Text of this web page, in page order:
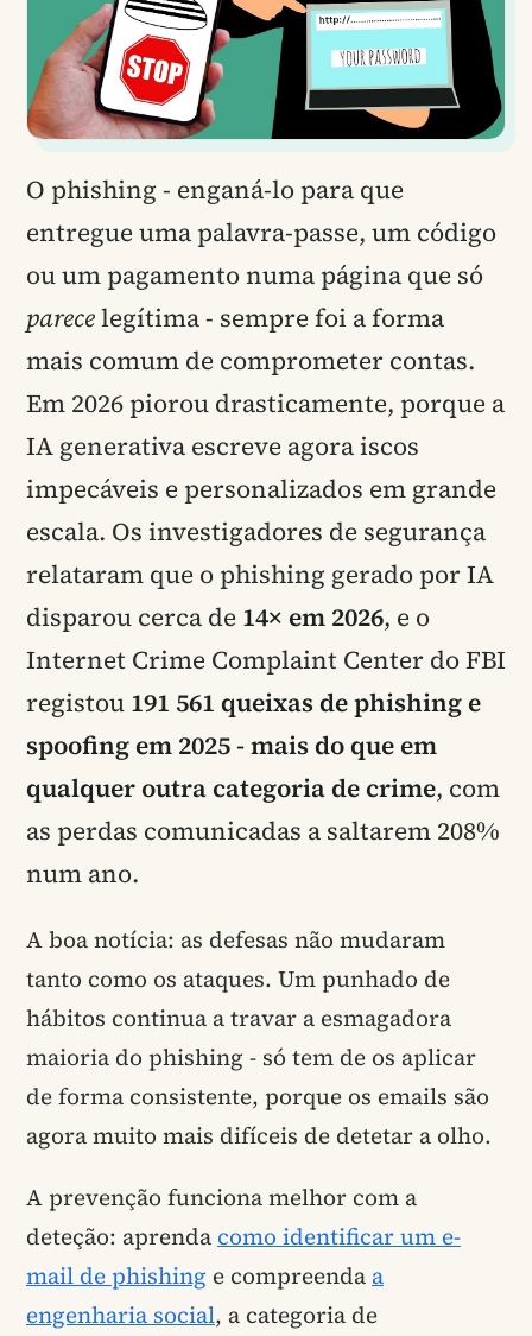
O phishing - enganá-lo para que
entregue uma palavra-passe, um código
ou um pagamento numa página que só
parecelegítima - sempre foi a forma
mais comum de comprometer contas.
Em 2026 piorou drasticamente, porque a
IA generativa escreve agora iscos
impecáveis e personalizados em grande
escala. Os investigadores de segurança
relataram que o phishing gerado por IA
disparou cerca de 14× em 2026, e o
Internet Crime Complaint Center do FBI
registou 191 561 queixas de phishing e
spoofing em 2025 - mais do que em
qualquer outra categoria de crime, com
as perdas comunicadas a saltarem 208%
num ano.
A boa notícia: as defesas não mudaram
tanto como os ataques. Um punhado de
hábitos continua a travar a esmagadora
maioria do phishing - só tem de os aplicar
de forma consistente, porque os emails são
agora muito mais difíceis de detetar a olho.
A prevenção funciona melhor com a
deteção: aprenda como identificar um e-
mail de phishing e compreenda a
engenharia social, a categoria de